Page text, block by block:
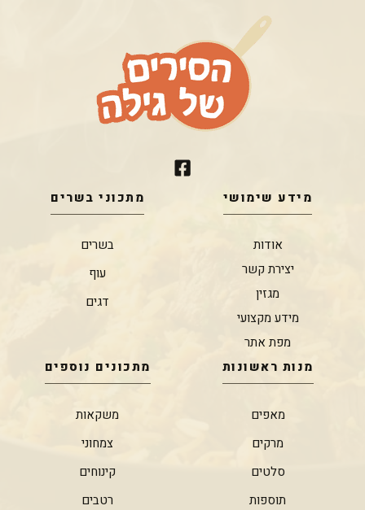
מידע שימושי
אודות
יצירת קשר
מגזין
מידע מקצועי
מפת אתר
מתכוני בשרים
בשרים
עוף
דגים
מנות ראשונות
מאפים
מרקים
סלטים
תוספות
מתכונים נוספים
משקאות
צמחוני
קינוחים
רטבים